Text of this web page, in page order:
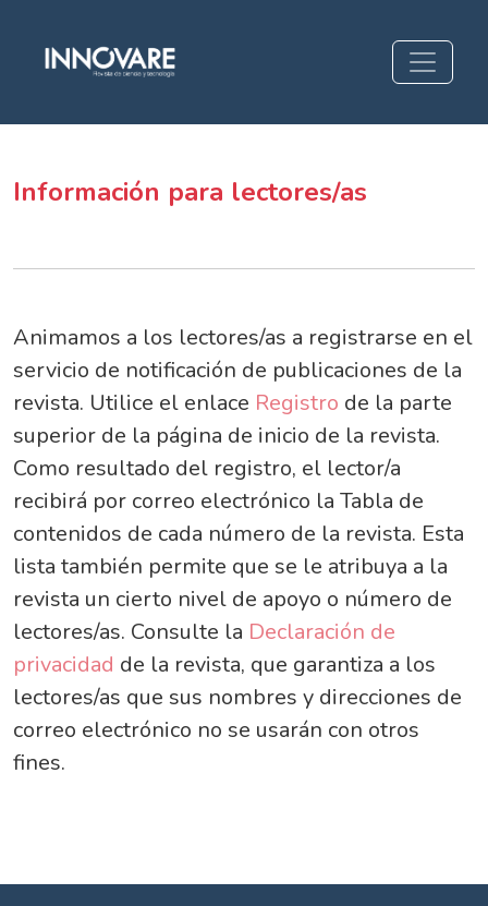
Información para lectores/as
Información para lectores/as
Animamos a los lectores/as a registrarse en el
servicio de notificación de publicaciones de la
revista. Utilice el enlace Registro de la parte
superior de la página de inicio de la revista.
Como resultado del registro, el lector/a
recibirá por correo electrónico la Tabla de
contenidos de cada número de la revista. Esta
lista también permite que se le atribuya a la
revista un cierto nivel de apoyo o número de
lectores/as. Consulte la Declaración de
privacidad de la revista, que garantiza a los
lectores/as que sus nombres y direcciones de
correo electrónico no se usarán con otros
fines.